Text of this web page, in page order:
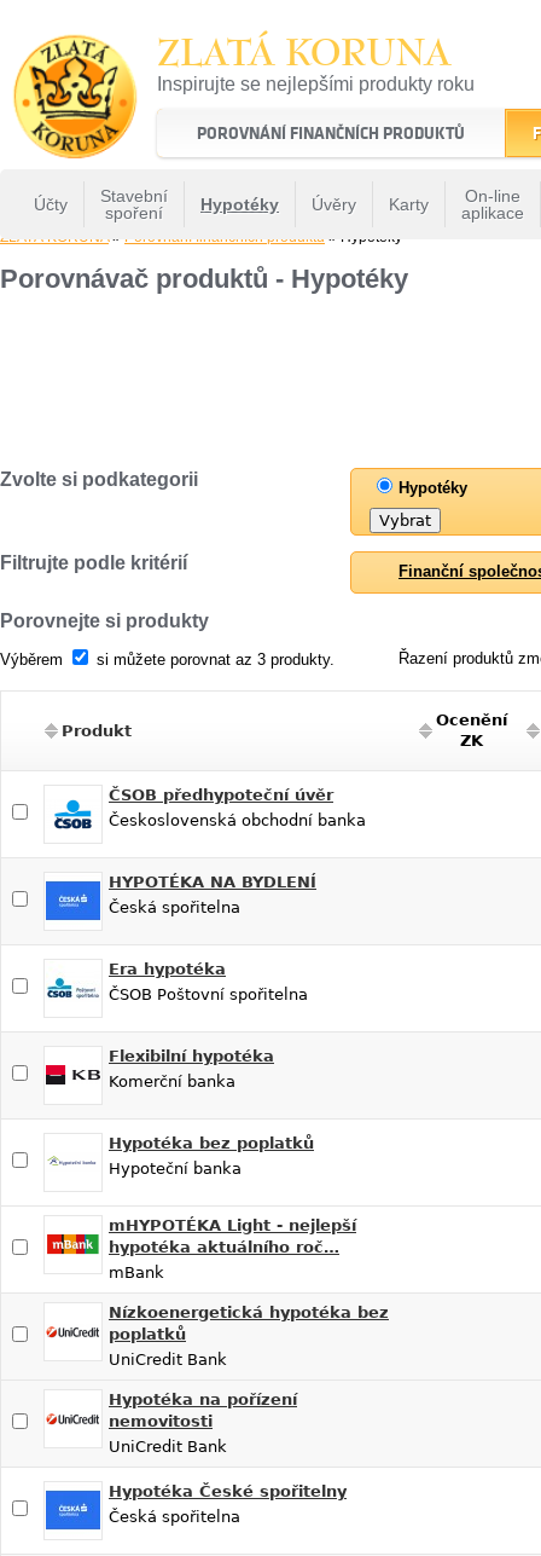
ZLATÁ KORUNA
Inspirujte se nejlepšími produkty roku
22 let tradice a kvality na finančním trhu
POROVNÁNÍ FINANČNÍCH PRODUKTŮ
Účty
Stavební
spoření
Hypotéky Úvěry Karty
On-line
aplikace
ZLATÁ KORUNA» Porovnání finančních produktů » Hypotéky
Porovnávač produktů - Hypotéky
Zvolte si podkategorii Hypotéky
Filtrujte podle kritérií Finanční
Porovnejte si produkty
Řazení produktů
Výběrem si můžete porovnat az 3 produkty.
Produkt
Ocenění
ZK
ČSOB předhypoteční úvěr
Československá obchodní banka
HYPOTÉKA NA BYDLENÍ
Česká spořitelna
Era hypotéka
ČSOB Poštovní spořitelna
Flexibilní hypotéka
Komerční banka
Hypotéka bez poplatků
Hypoteční banka
mHYPOTÉKA Light - nejlepší
hypotéka aktuálního roč…
mBank
Nízkoenergetická hypotéka bez
poplatků
UniCredit Bank
Hypotéka na pořízení
nemovitosti
UniCredit Bank
Hypotéka České spořitelny
Česká spořitelna